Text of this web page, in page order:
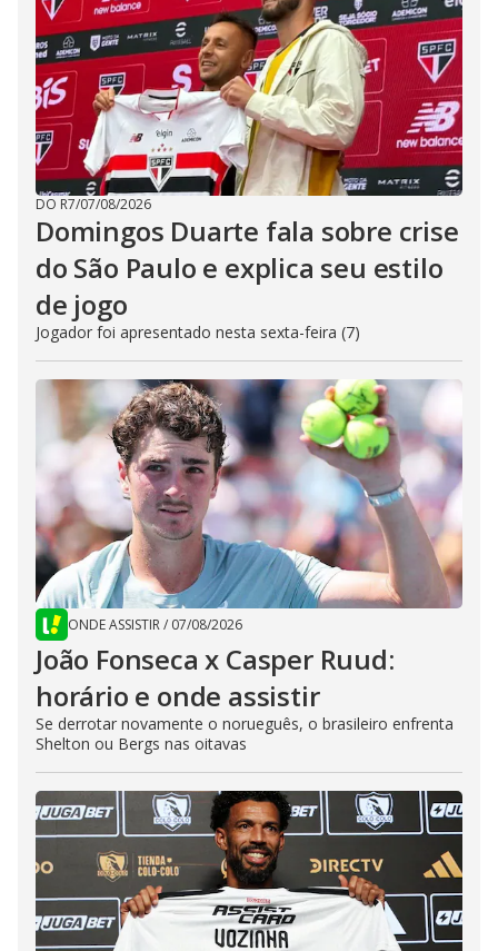
DO R7/07/08/2026
Domingos Duarte fala sobre crise
do São Paulo e explica seu estilo
de jogo
Jogador foi apresentado nesta sexta-feira (7)
ONDE ASSISTIR/ 07/08/2026
João Fonseca x Casper Ruud:
horário e onde assistir
Se derrotar novamente o norueguês, o brasileiro enfrenta
Shelton ou Bergs nas oitavas